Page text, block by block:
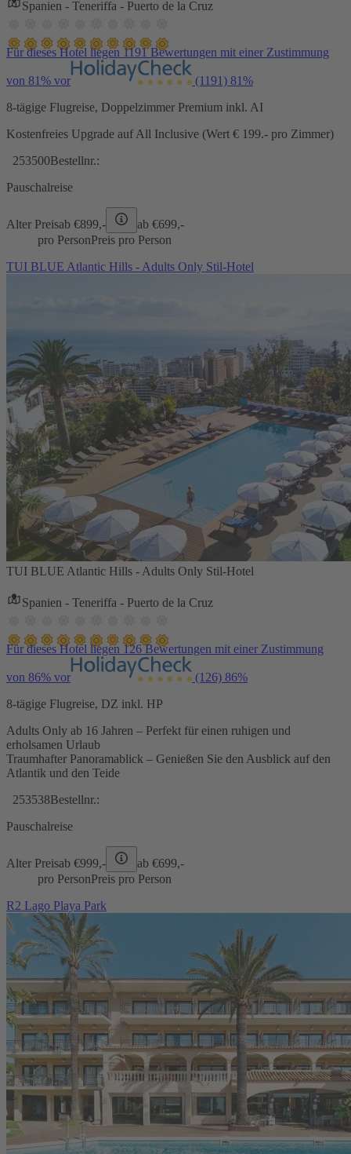
Spanien - Teneriffa - Puerto de la Cruz
Für dieses Hotel liegen 1191 Bewertungen mit einer Zustimmung
von 81% vor (1191) 81%
8-tägige Flugreise, Doppelzimmer Premium inkl. AI
Kostenfreies Upgrade auf All Inclusive (Wert € 199.- pro Zimmer)
253500Bestellnr.:
Pauschalreise
Alter Preisab €899,- ab €699,-
pro PersonPreis pro Person
TUI BLUE Atlantic Hills - Adults Only Stil-Hotel
TUI BLUE Atlantic Hills - Adults Only Stil-Hotel
Spanien - Teneriffa - Puerto de la Cruz
Für dieses Hotel liegen 126 Bewertungen mit einer Zustimmung
von 86% vor (126) 86%
8-tägige Flugreise, DZ inkl. HP
Adults Only ab 16 Jahren – Perfekt für einen ruhigen und
erholsamen Urlaub
Traumhafter Panoramablick – Genießen Sie den Ausblick auf den
Atlantik und den Teide
253538Bestellnr.:
Pauschalreise
Alter Preisab €999,- ab €699,-
pro PersonPreis pro Person
R2 Lago Playa Park